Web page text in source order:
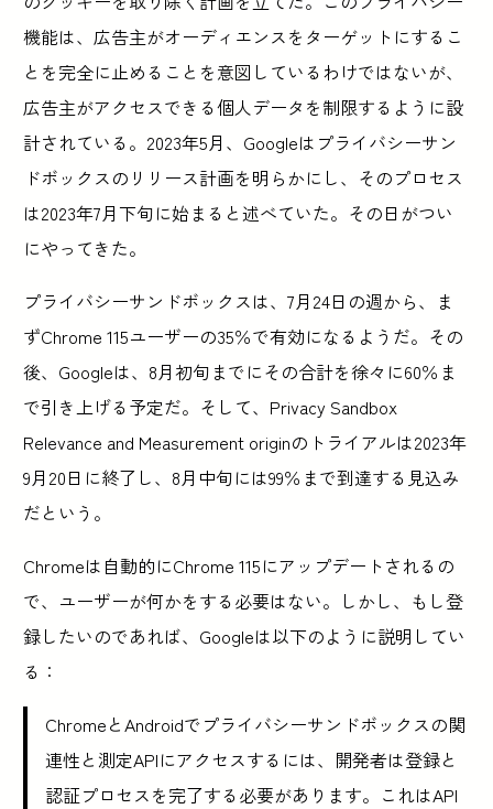
機能は、広告主がオーディエンスをターゲットにするこ
とを完全に止めることを意図しているわけではないが、
広告主がアクセスできる個人データを制限するように設
計されている。2023年5月、Googleはプライバシーサン
ドボックスのリリース計画を明らかにし、そのプロセス
は2023年7月下旬に始まると述べていた。その日がつい
にやってきた。
プライバシーサンドボックスは、7月24日の週から、ま
ずChrome 115ユーザーの35％で有効になるようだ。その
後、Googleは、8月初旬までにその合計を徐々に60％ま
で引き上げる予定だ。そして、Privacy Sandbox
Relevance and Measurement originのトライアルは2023年
9月20日に終了し、8月中旬には99％まで到達する見込み
だという。
Chromeは自動的にChrome 115にアップデートされるの
で、ユーザーが何かをする必要はない。しかし、もし登
録したいのであれば、Googleは以下のように説明してい
る：
ChromeとAndroidでプライバシーサンドボックスの関
連性と測定APIにアクセスするには、開発者は登録と
認証プロセスを完了する必要があります。これはAPI